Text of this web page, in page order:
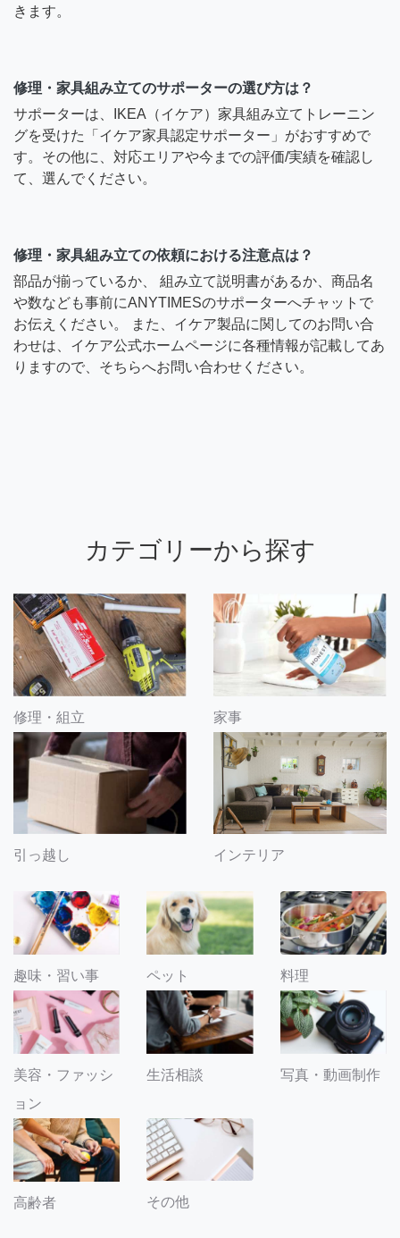
きます。
修理・家具組み立てのサポーターの選び方は？
サポーターは、IKEA（イケア）家具組み立てトレーニン
グを受けた「イケア家具認定サポーター」がおすすめで
す。その他に、対応エリアや今までの評価/実績を確認し
て、選んでください。
修理・家具組み立ての依頼における注意点は？
部品が揃っているか、 組み立て説明書があるか、商品名
や数なども事前にANYTIMESのサポーターへチャットで
お伝えください。 また、イケア製品に関してのお問い合
わせは、イケア公式ホームページに各種情報が記載してあ
りますので、そちらへお問い合わせください。
カテゴリーから探す
修理・組立 家事
引っ越し インテリア
趣味・習い事 ペット 料理
美容・ファッシ
ョン
生活相談 写真・動画制作
高齢者 その他